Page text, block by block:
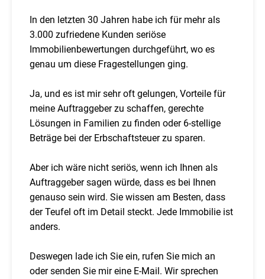
In den letzten 30 Jahren habe ich für mehr als
3.000 zufriedene Kunden seriöse
Immobilienbewertungen durchgeführt, wo es
genau um diese Fragestellungen ging.
Ja, und es ist mir sehr oft gelungen, Vorteile für
meine Auftraggeber zu schaffen, gerechte
Lösungen in Familien zu finden oder 6-stellige
Beträge bei der Erbschaftsteuer zu sparen.
Aber ich wäre nicht seriös, wenn ich Ihnen als
Auftraggeber sagen würde, dass es bei Ihnen
genauso sein wird. Sie wissen am Besten, dass
der Teufel oft im Detail steckt. Jede Immobilie ist
anders.
Deswegen lade ich Sie ein, rufen Sie mich an
oder senden Sie mir eine E-Mail. Wir sprechen